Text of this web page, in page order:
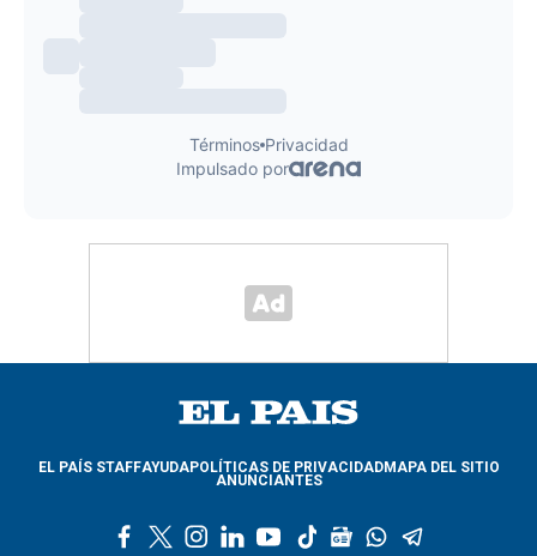
EL PAÍS STAFFAYUDAPOLÍTICAS DE PRIVACIDADMAPA DEL SITIO
ANUNCIANTES
l
y
t
g
w